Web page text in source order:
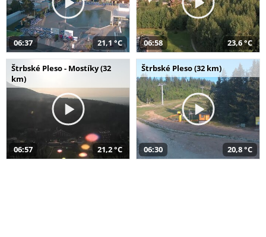
06:37 21,1 °C 06:58 23,6 °C
Štrbské Pleso - Mostíky (32
km)
06:57 21,2 °C
Štrbské Pleso (32 km)
06:30 20,8 °C